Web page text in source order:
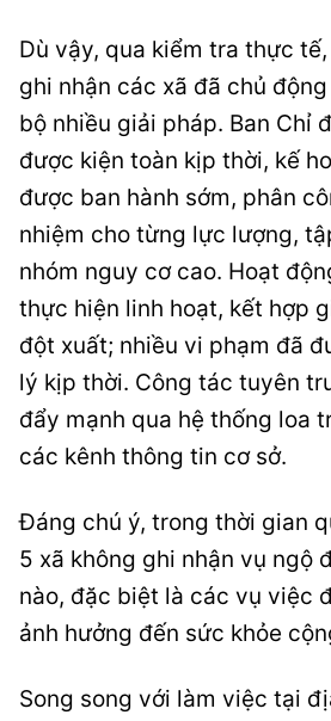
Dù vậy, qua kiểm tra thực
ghi nhận các xã đã chủ
bộ nhiều giải pháp. Ban Chỉ
được kiện toàn kịp thời, kế
được ban hành sớm, phân
nhiệm cho từng lực lượng,
nhóm nguy cơ cao. Hoạt
thực hiện linh hoạt, kết hợp
đột xuất; nhiều vi phạm đã
lý kịp thời. Công tác tuyên
đẩy mạnh qua hệ thống loa
các kênh thông tin cơ sở.
Đáng chú ý, trong thời gian
5 xã không ghi nhận vụ ngộ
nào, đặc biệt là các vụ việc
ảnh hưởng đến sức khỏe
Song song với làm việc tại